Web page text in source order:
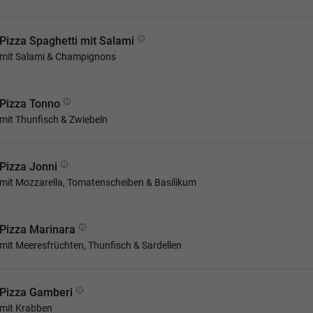
Pizza Spaghetti mit Salami
mit Salami & Champignons
Pizza Tonno
mit Thunfisch & Zwiebeln
Pizza Jonni
mit Mozzarella, Tomatenscheiben & Basilikum
Pizza Marinara
mit Meeresfrüchten, Thunfisch & Sardellen
Pizza Gamberi
mit Krabben